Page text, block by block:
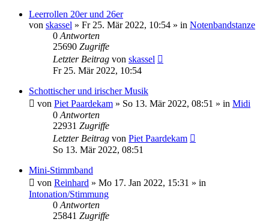
Leerrollen 20er und 26er
von skassel » Fr 25. Mär 2022, 10:54 » in Notenbandstanze
0Antworten
25690 Zugriffe
Letzter Beitrag von skassel
Fr 25. Mär 2022, 10:54
Schottischer und irischer Musik
von Piet Paardekam » So 13. Mär 2022, 08:51 » in Midi
0Antworten
22931 Zugriffe
Letzter Beitrag von Piet Paardekam
So 13. Mär 2022, 08:51
Mini-Stimmband
von Reinhard » Mo 17. Jan 2022, 15:31 » in
Intonation/Stimmung
0Antworten
25841 Zugriffe